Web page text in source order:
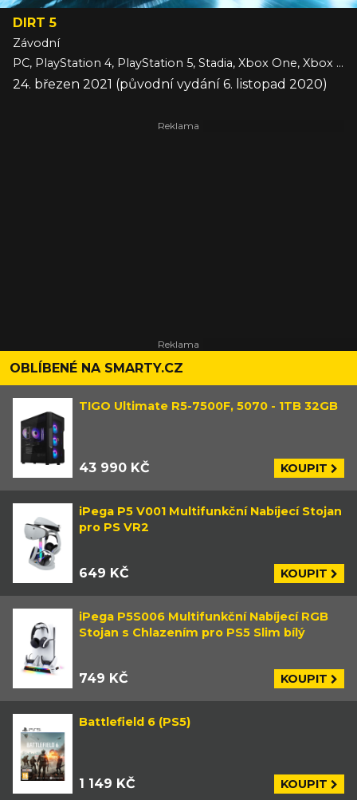
DIRT 5
Závodní
PC, PlayStation 4, PlayStation 5, Stadia, Xbox One, Xbox Series
24. březen 2021 (původní vydání 6. listopad 2020)
OBLÍBENÉ NA SMARTY.CZ
TIGO Ultimate R5-7500F, 5070 - 1TB 32GB
43 990 KČ KOUPIT
iPega P5 V001 Multifunkční Nabíjecí Stojan
pro PS VR2
649 KČ KOUPIT
iPega P5S006 Multifunkční Nabíjecí RGB
Stojan s Chlazením pro PS5 Slim bílý
749 KČ KOUPIT
Battlefield 6 (PS5)
1 149 KČ KOUPIT